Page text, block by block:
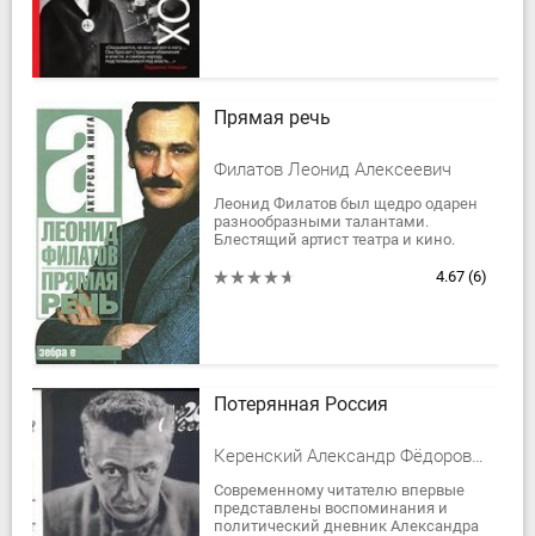
Прямая речь
Филатов Леонид Алексеевич
Леонид Филатов был щедро одарен
разнообразными талантами.
Блестящий артист театра и кино.
сценарист и кинорежиссер.
4.67 (6)
Потерянная Россия
Керенский Александр Фёдорович
Современному читателю впервые
представлены воспоминания и
политический дневник Александра